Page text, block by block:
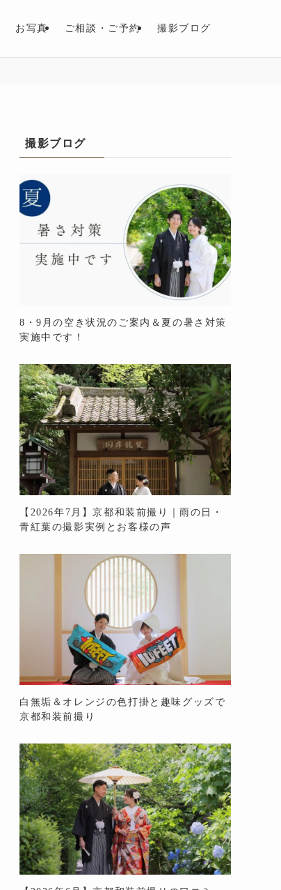
お写真 ご相談・ご予約 撮影ブログ
撮影ブログ
8・9月の空き状況のご案内＆夏の暑さ対策
実施中です！
【2026年7月】京都和装前撮り｜雨の日・
青紅葉の撮影実例とお客様の声
白無垢＆オレンジの色打掛と趣味グッズで
京都和装前撮り